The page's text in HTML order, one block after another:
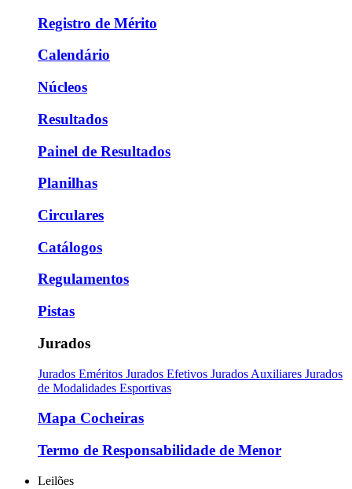
Registro de Mérito
Calendário
Núcleos
Resultados
Painel de Resultados
Planilhas
Circulares
Catálogos
Regulamentos
Pistas
Jurados
Jurados Eméritos Jurados Efetivos Jurados Auxiliares Jurados
de Modalidades Esportivas
Mapa Cocheiras
Termo de Responsabilidade de Menor
Leilões